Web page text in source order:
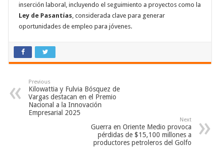
inserción laboral, incluyendo el seguimiento a proyectos como la
Ley de Pasantías , considerada clave para generar
oportunidades de empleo para jóvenes.
Previous
Kilowattia y Fulvia Bósquez de
Vargas destacan en el Premio
Nacional a la Innovación
Empresarial 2025
Next
Guerra en Oriente Medio provoca
pérdidas de $15,100 millones a
productores petroleros del Golfo